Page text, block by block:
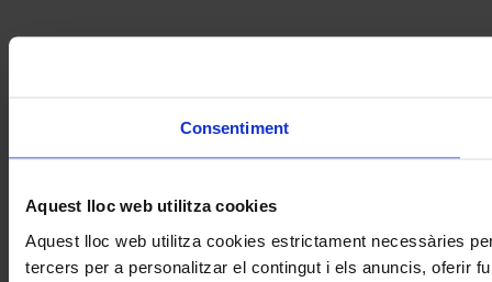
Consentiment
Aquest lloc web utilitza cookies
Aquest lloc web utilitza cookies estrictament necessàries
tercers per a personalitzar el contingut i els anuncis, oferir